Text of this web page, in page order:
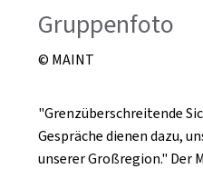
Gruppenfoto
© MAINT
"Grenzüberschreitende
Gespräche dienen dazu,
unserer Großregion." Der